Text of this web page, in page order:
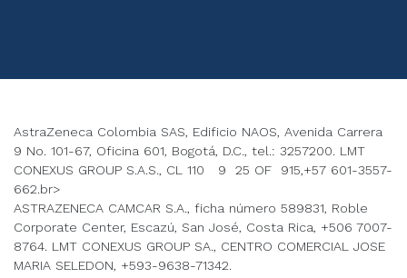
AstraZeneca Colombia SAS, Edificio NAOS, Avenida Carrera
9 No. 101-67, Oficina 601, Bogotá, D.C., tel.: 3257200. LMT
CONEXUS GROUP S.A.S., CL 110 9 25 OF 915,+57 601-3557-
662.br>
ASTRAZENECA CAMCAR S.A., ficha número 589831, Roble
Corporate Center, Escazú, San José, Costa Rica, +506 7007-
8764. LMT CONEXUS GROUP SA., CENTRO COMERCIAL JOSE
MARIA SELEDON, +593-9638-71342.